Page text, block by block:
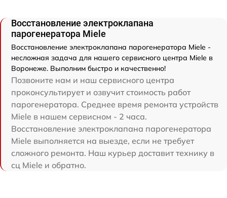
Восстановление электроклапана
парогенератора Miele
Восстановление электроклапана парогенератора Miele -
несложная задача для нашего сервисного центра Miele в
Воронеже. Выполним быстро и качественно!
Позвоните нам и наш сервисного центра
проконсультирует и озвучит стоимость работ
парогенератора. Среднее время ремонта устройств
Miele в нашем сервисном - 2 часа.
Восстановление электроклапана парогенератора
Miele выполняется на выезде, если не требует
сложного ремонта. Наш курьер доставит технику в
сц Miele и обратно.